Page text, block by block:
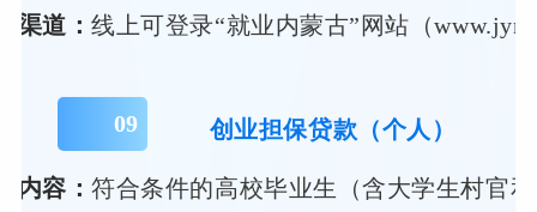
渠道：线上可登录“就业内蒙古”网站（
09 创业担保贷款（个人）
内容：符合条件的高校毕业生（含大学生村官